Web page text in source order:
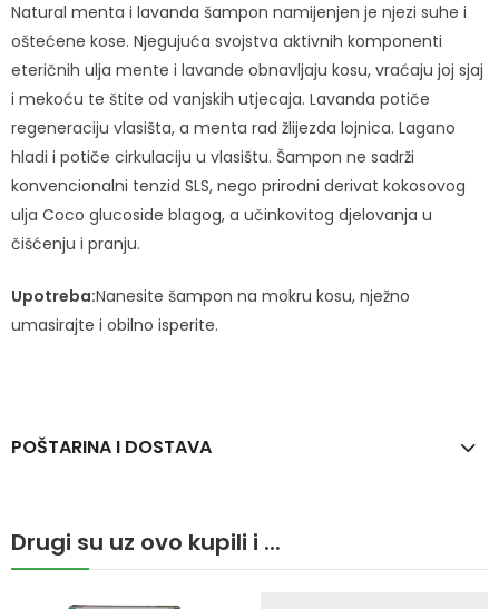
Natural menta i lavanda šampon namijenjen je njezi suhe i
oštećene kose. Njegujuća svojstva aktivnih komponenti
eteričnih ulja mente i lavande obnavljaju kosu, vraćaju joj sjaj
i mekoću te štite od vanjskih utjecaja. Lavanda potiče
regeneraciju vlasišta, a menta rad žlijezda lojnica. Lagano
hladi i potiče cirkulaciju u vlasištu. Šampon ne sadrži
konvencionalni tenzid SLS, nego prirodni derivat kokosovog
ulja Coco glucoside blagog, a učinkovitog djelovanja u
čišćenju i pranju.
Upotreba:Nanesite šampon na mokru kosu, nježno
umasirajte i obilno isperite.
POŠTARINA I DOSTAVA
Drugi su uz ovo kupili i ...